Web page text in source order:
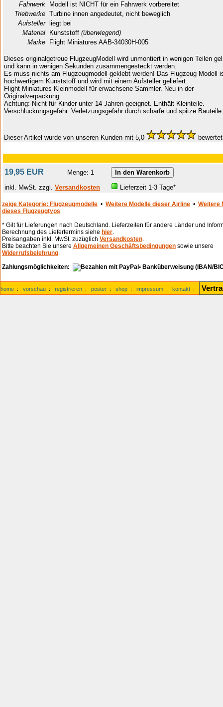
Fahrwerk
Modell ist NICHT für ein Fahrwerk vorbereitet
Triebwerke Turbine innen angedeutet, nicht beweglich
Aufsteller
liegt bei
Material
Kunststoff (überwiegend)
Marke
Flight Miniatures AAB-34030H-005
Dieses originalgetreue FlugzeugModell wird unmontiert in wenigen Teilen
und kann in wenigen Sekunden zusammengesteckt werden.
Es muss nichts am Flugzeugmodell geklebt werden! Das Flugzeug Modell
hochwertigem Kunststoff und wird mit einem Aufsteller geliefert.
Flight Miniatures Kleinmodell für erwachsene Sammler. Neu in der
Originalverpackung.
Achtung: Nicht für Kinder unter 14 Jahren geeignet. Enthält Kleinteile.
Verschluckungsgefahr. Verletzungsgefahr durch scharfe und spitze Bauteile.
Dieser Artikel wurde von unseren Kunden mit 5,0
19,95 EUR
Menge: 1
inkl. MwSt. zzgl. Versandkosten Lieferzeit 1-3 Tage*
zeige Kategorie: Flugzeugmodelle • Weitere Modelle dieser Airline • Weitere
dieses Flugzeugtyps
* Gilt für Lieferungen nach Deutschland. Lieferzeiten für andere Länder und
Berechnung des Liefertermins siehe hier.
Preisangaben inkl. MwSt. zuzüglich Versandkosten.
Bitte beachten Sie unsere Allgemeinen Geschäftsbedingungen sowie unsere
Widerrufsbelehrung.
Zahlungsmöglichkeiten:
• Banküberweisung (IBAN/
home : vorschau : registrieren : poster : shop : impressum : kontakt :